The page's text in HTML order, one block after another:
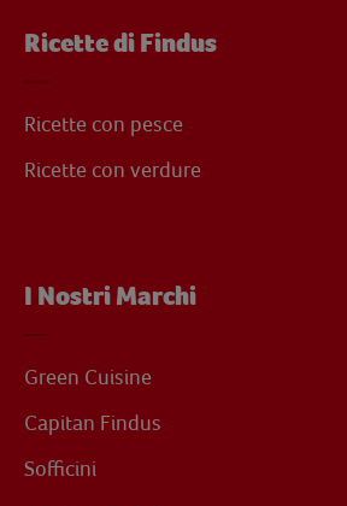
Ricette di Findus
Ricette con pesce
Ricette con verdure
I Nostri Marchi
Green Cuisine
Capitan Findus
Sofficini